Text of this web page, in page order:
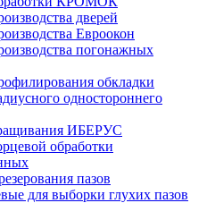
дверей
Евроокон
погонажных
обкладки
одностороннего
ИБЕРУС
обработки
пазов
для выборки глухих пазов